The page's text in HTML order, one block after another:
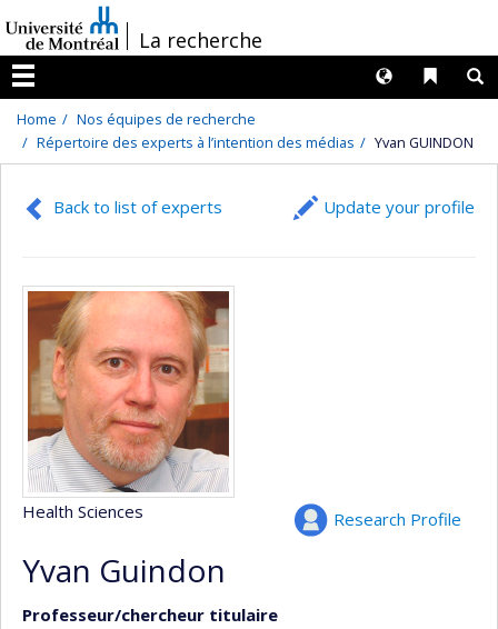
au
contenu
/La recherche
Menu
Liens
Langues
Home
Nos équipes de recherche
Répertoire des experts à l’intention des médias
Yvan GUINDON
Back to list of experts Update your profile
Research Profile
Health Sciences
Yvan Guindon
Professeur/chercheur titulaire